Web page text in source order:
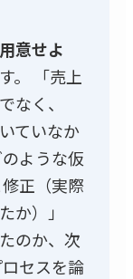
意せよ
。 「売上
なく、
ていなか
ような仮
正（実際
か）」
のか、次
セスを論